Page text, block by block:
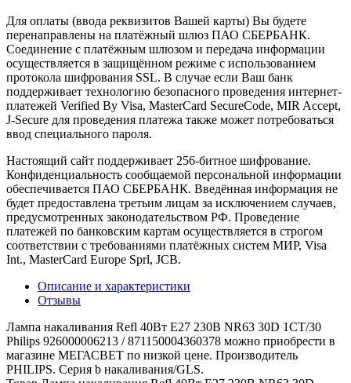
Для оплаты (ввода реквизитов Вашей карты) Вы будете
перенаправлены на платёжный шлюз ПАО СБЕРБАНК.
Соединение с платёжным шлюзом и передача информации
осуществляется в защищённом режиме с использованием
протокола шифрования SSL. В случае если Ваш банк
поддерживает технологию безопасного проведения интернет-
платежей Verified By Visa, MasterCard SecureCode, MIR Accept,
J-Secure для проведения платежа также может потребоваться
ввод специального пароля.
Настоящий сайт поддерживает 256-битное шифрование.
Конфиденциальность сообщаемой персональной информации
обеспечивается ПАО СБЕРБАНК. Введённая информация не
будет предоставлена третьим лицам за исключением случаев,
предусмотренных законодательством РФ. Проведение
платежей по банковским картам осуществляется в строгом
соответствии с требованиями платёжных систем МИР, Visa
Int., MasterCard Europe Sprl, JCB.
Описание и характеристики
Отзывы
Лампа накаливания Refl 40Вт E27 230В NR63 30D 1CT/30
Philips 926000006213 / 871150004360378 можно приобрести в
магазине МЕГАСВЕТ по низкой цене. Производитель
PHILIPS. Серия b накаливания/GLS.